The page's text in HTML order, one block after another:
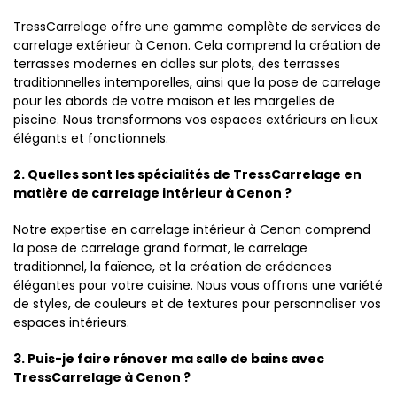
TressCarrelage offre une gamme complète de services de
carrelage extérieur à Cenon. Cela comprend la création de
terrasses modernes en dalles sur plots, des terrasses
traditionnelles intemporelles, ainsi que la pose de carrelage
pour les abords de votre maison et les margelles de
piscine. Nous transformons vos espaces extérieurs en lieux
élégants et fonctionnels.
2. Quelles sont les spécialités de TressCarrelage en
matière de carrelage intérieur à Cenon ?
Notre expertise en carrelage intérieur à Cenon comprend
la pose de carrelage grand format, le carrelage
traditionnel, la faïence, et la création de crédences
élégantes pour votre cuisine. Nous vous offrons une variété
de styles, de couleurs et de textures pour personnaliser vos
espaces intérieurs.
3. Puis-je faire rénover ma salle de bains avec
TressCarrelage à Cenon ?